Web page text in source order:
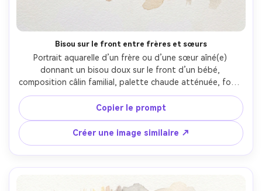
Bisou sur le front entre frères et sœurs
Portrait aquarelle d’un frère ou d’une sœur aîné(e)
donnant un bisou doux sur le front d’un bébé,
composition câlin familial, palette chaude atténuée, fond
minimal, visages expressifs avec ressemblance soignée,
ombrage doux, nuances de pigments autour des cheveux
et vêtements, humeur sentimentale et protectrice,
objectif 85mm, faible profondeur de champ, lumière
cinématographique douce --ar 4:5
Copier le prompt
Créer une image similaire ↗